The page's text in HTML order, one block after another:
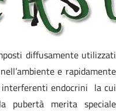
diffusamente utilizzati
e rapidamente
interferenti endocrini la cui
pubertà merita speciale